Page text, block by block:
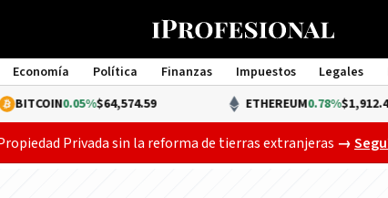
Economía Política Finanzas Impuestos Legales
Management
$64,574.59 ETHEREUM0.78%$1,912.46
Privada sin la reforma de tierras extranjeras →